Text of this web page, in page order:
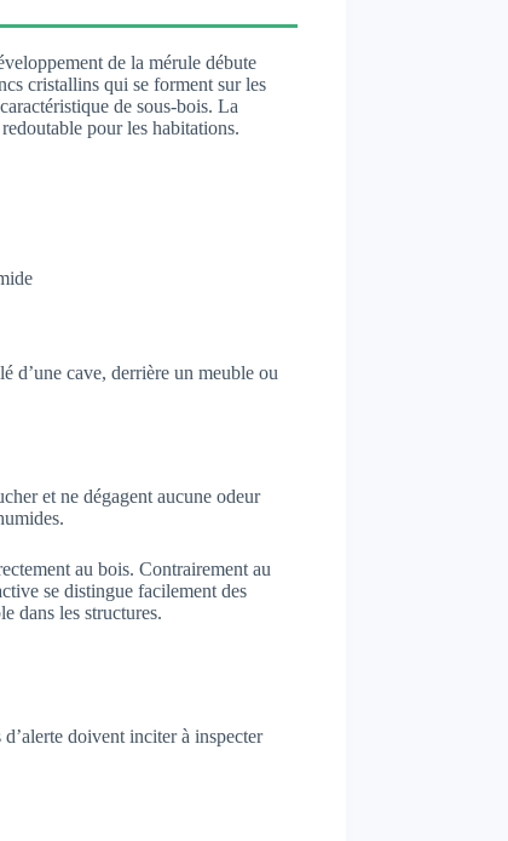
de la mérule débute
cristallins qui se forment sur les
de sous-bois. La
pour les habitations.
d’une cave, derrière un meuble ou
et ne dégagent aucune odeur
au bois. Contrairement au
se distingue facilement des
dans les structures.
doivent inciter à inspecter